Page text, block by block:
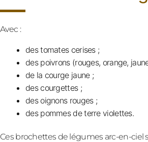
Avec :
des tomates cerises ;
des poivrons (rouges, orange,
de la courge jaune ;
des courgettes ;
des oignons rouges ;
des pommes de terre violettes.
Ces brochettes de légumes arc-en-ciel